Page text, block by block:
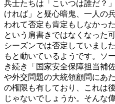
兵士たちは「こいつは誰だ？
ければ」と疑心暗鬼、一人の
われて否定も肯定もしなかっ
という肩書きではなくなった
シーズンでは否定していまし
もと動いているようです。ソ
き続き「国家安全保障担当補
や外交問題の大統領顧問にあ
の権限も有しており、これは
じゃないでしょうか。そんな